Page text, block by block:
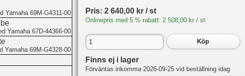
Yamaha 69M-G4311-00
Yamaha 67D-44366-00
Yamaha 69M-G4328-00
Pris: 2 640,00 kr / st
Onlinepris med 5 % rabatt: 2 508,00 kr / st
Köp
Finns ej i lager
Förväntas inkomma 2026-09-25 vid beställning idag